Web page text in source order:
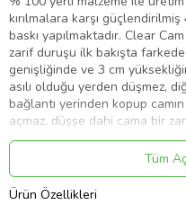
kırılmalara karşı
baskı yapılmaktadır. Clear
zarif duruşu ilk bakışta
genişliğinde ve 3 cm
asılı olduğu yerden düşmez,
bağlantı yerinden kopup
açmaz, düşse dahi cama bir
gr. kapama beziyle veya kraft
elde edilmiştir. * Kullanılan
rengini korur, solma yapmaz;
gün ışığından korunaklı ve
Tüm
Ürün Özellikleri